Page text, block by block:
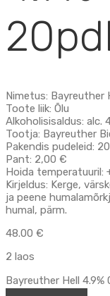
Nimetus: Bayreuther
Toote liik: Õlu
Alkoholisisaldus: alc.
Tootja: Bayreuther
Pakendis pudeleid: 20
Pant: 2,00 €
Hoida temperatuuril:
Kirjeldus: Kerge,
ja peene
humal, pärm.
48.00 €
2 laos
Bayreuther Hell